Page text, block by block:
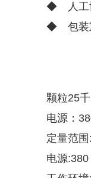
◆ 人工
◆ 包装
颗粒25
电源：
定量范
电源